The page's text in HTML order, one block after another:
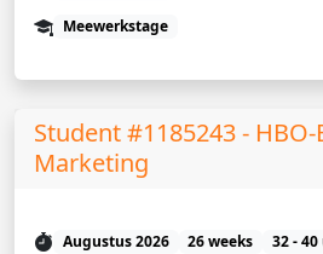
Meewerkstage
Student #1185243 -
Marketing
Augustus 2026 26 weeks
32 -